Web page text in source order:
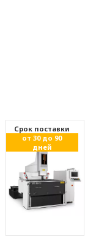
Cрок поставки
от 30 до 90
дней